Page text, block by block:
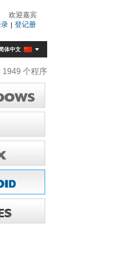
欢迎嘉宾
| 登记册
体中文
1949 个程序